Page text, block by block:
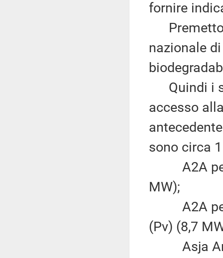
fornire
Premetto,
nazionale
Quindi i
accesso
sono circa
A2A per
MW);
A2A per
(Pv) (8,7
Asja